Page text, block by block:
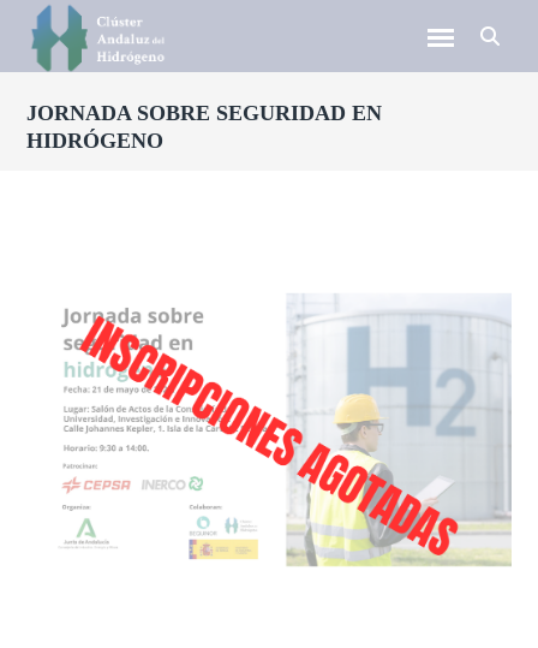
JORNADA SOBRE SEGURIDAD EN
HIDRÓGENO